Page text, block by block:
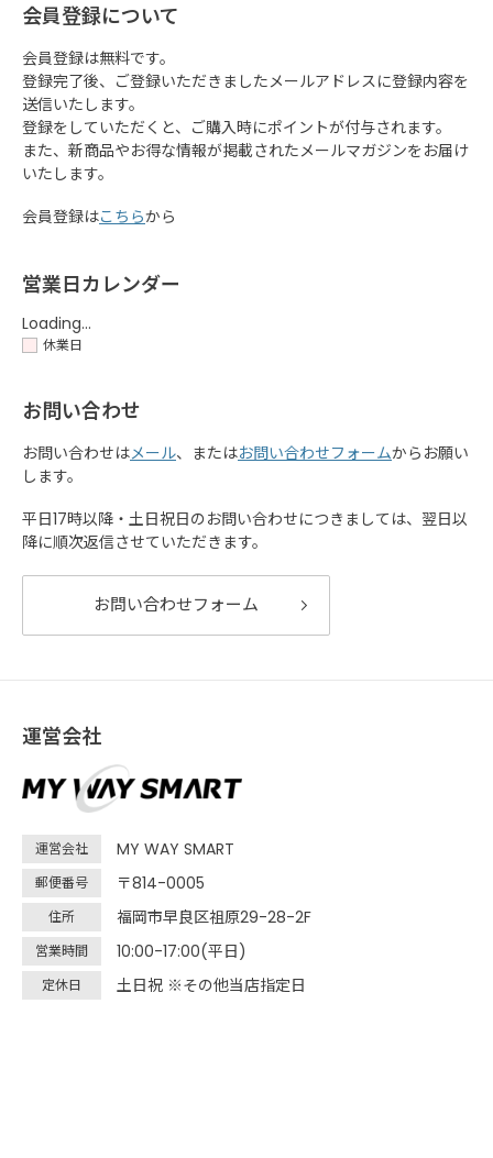
会員登録について
会員登録は無料です。
登録完了後、ご登録いただきましたメールアドレスに登録内容を
送信いたします。
登録をしていただくと、ご購入時にポイントが付与されます。
また、新商品やお得な情報が掲載されたメールマガジンをお届け
いたします。
会員登録はこちらから
営業日カレンダー
Loading...
休業日
お問い合わせ
お問い合わせはメール、またはお問い合わせフォームからお願い
します。
平日17時以降・土日祝日のお問い合わせにつきましては、翌日以
降に順次返信させていただきます。
お問い合わせフォーム
運営会社
運営会社 MY WAY SMART
郵便番号 〒814-0005
住所 福岡市早良区祖原29-28-2F
営業時間 10:00-17:00(平日)
定休日 土日祝 ※その他当店指定日